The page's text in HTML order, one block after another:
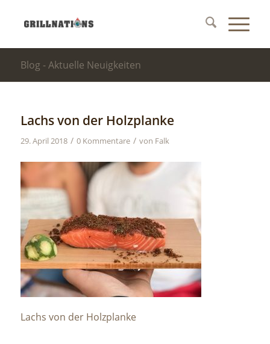
Blog - Aktuelle Neuigkeiten
Lachs von der Holzplanke
29. April 2018 / 0 Kommentare / von Falk
Lachs von der Holzplanke